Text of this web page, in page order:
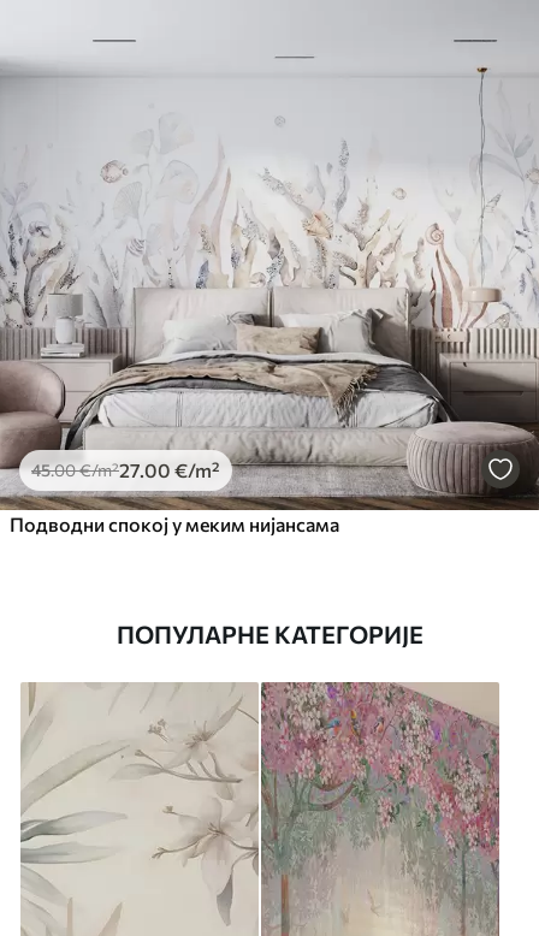
45.00€/m²27 .00 €/m²
Подводни спокој у меким нијансама
ПОПУЛАРНЕ КАТЕГОРИЈЕ